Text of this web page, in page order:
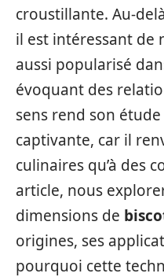
croustillante. Au-
il est intéressant de
aussi popularisé
évoquant des
sens rend son
captivante, car il
culinaires qu’à des
article, nous
dimensions de
origines, ses
pourquoi cette